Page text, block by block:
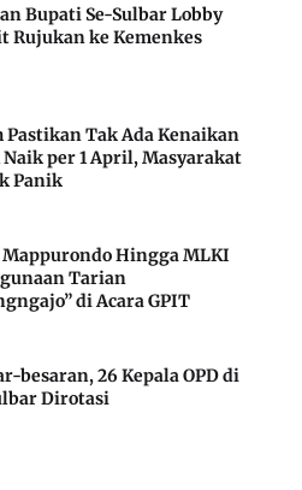
Bupati Se-Sulbar Lobby
Rujukan ke Kemenkes
Tak Ada Kenaikan
per 1 April, Masyarakat
Panik
Hingga MLKI
Tarian
di Acara GPIT
besaran, 26 Kepala OPD di
Dirotasi